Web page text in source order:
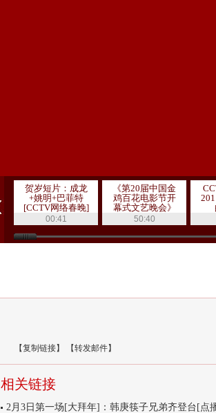
贺岁短片：成龙
+姚明+巴菲特
[CCTV网络春晚]
00:41
《第20届中国金
鸡百花电影节开
幕式文艺晚会》
20111019 1/3
50:40
【复制链接】 【转发邮件】
相关链接
2月3日第一场[大拜年]：韩庚筷子兄弟齐登台[点